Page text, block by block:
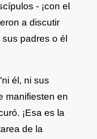
- ¡con el
a discutir
padres o él
él, ni sus
manifiesten en
¡Esa es la
de la